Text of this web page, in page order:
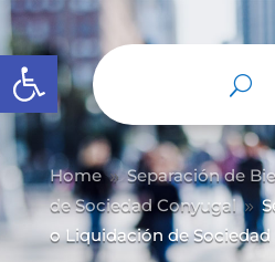
Abrir barra de herramientas
Home 9 Separación de
de Sociedad Conyugal 9
o Liquidación de Sociedad